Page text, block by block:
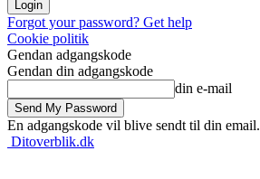
Forgot your password? Get help
Cookie politik
Gendan adgangskode
Gendan din adgangskode
din e-mail
En adgangskode vil blive sendt til din email.
Ditoverblik.dk